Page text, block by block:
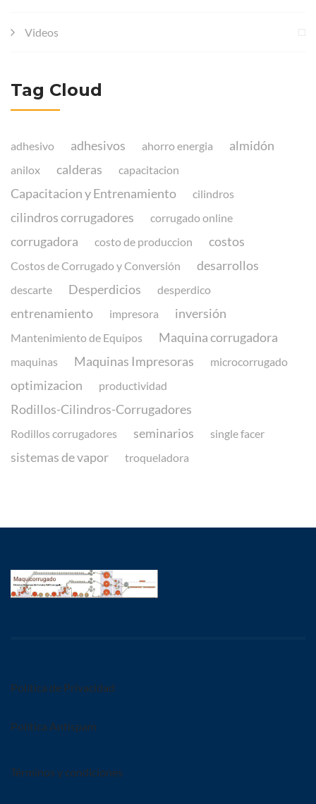
Videos
Tag Cloud
adhesivo adhesivos ahorro energia almidón
anilox calderas capacitacion
Capacitacion y Entrenamiento cilindros
cilindros corrugadores corrugado online
corrugadora costo de produccion costos
Costos de Corrugado y Conversión desarrollos
descarte Desperdicios desperdico
entrenamiento impresora inversión
Mantenimiento de Equipos Maquina corrugadora
maquinas Maquinas Impresoras microcorrugado
optimizacion productividad
Rodillos-Cilindros-Corrugadores
Rodillos corrugadores seminarios single facer
sistemas de vapor troqueladora
Política de Privacidad
Política Antispam
Términos y condiciones